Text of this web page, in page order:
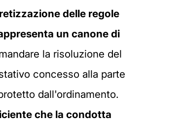
delle regole
un canone di
la risoluzione del
concesso alla parte
dall'ordinamento.
che la condotta